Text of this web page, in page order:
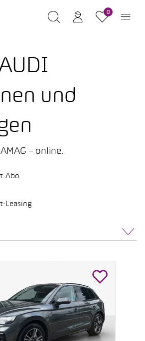
0
und
– online.
Abo
Leasing